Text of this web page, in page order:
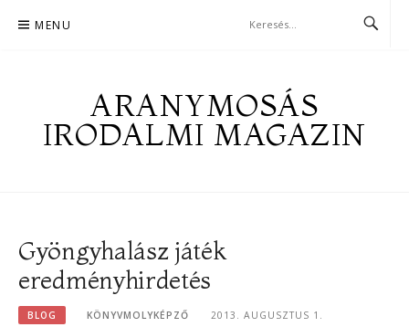
MENU
ARANYMOSÁS
IRODALMI MAGAZIN
Gyöngyhalász játék
eredményhirdetés
BLOG KÖNYVMOLYKÉPZŐ
2013. AUGUSZTUS 1.